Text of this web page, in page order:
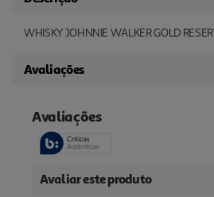
WHISKY JOHNNIE WALKER GOLD
Avaliações